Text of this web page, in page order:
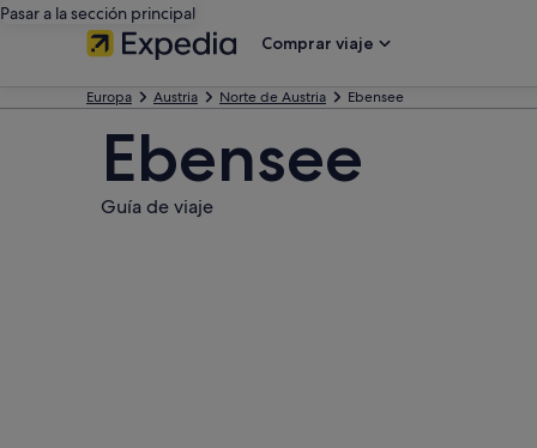
Pasar a la sección principal
Comprar viaje
Europa Austria Norte de Austria Ebensee
Ebensee
Guía de viaje